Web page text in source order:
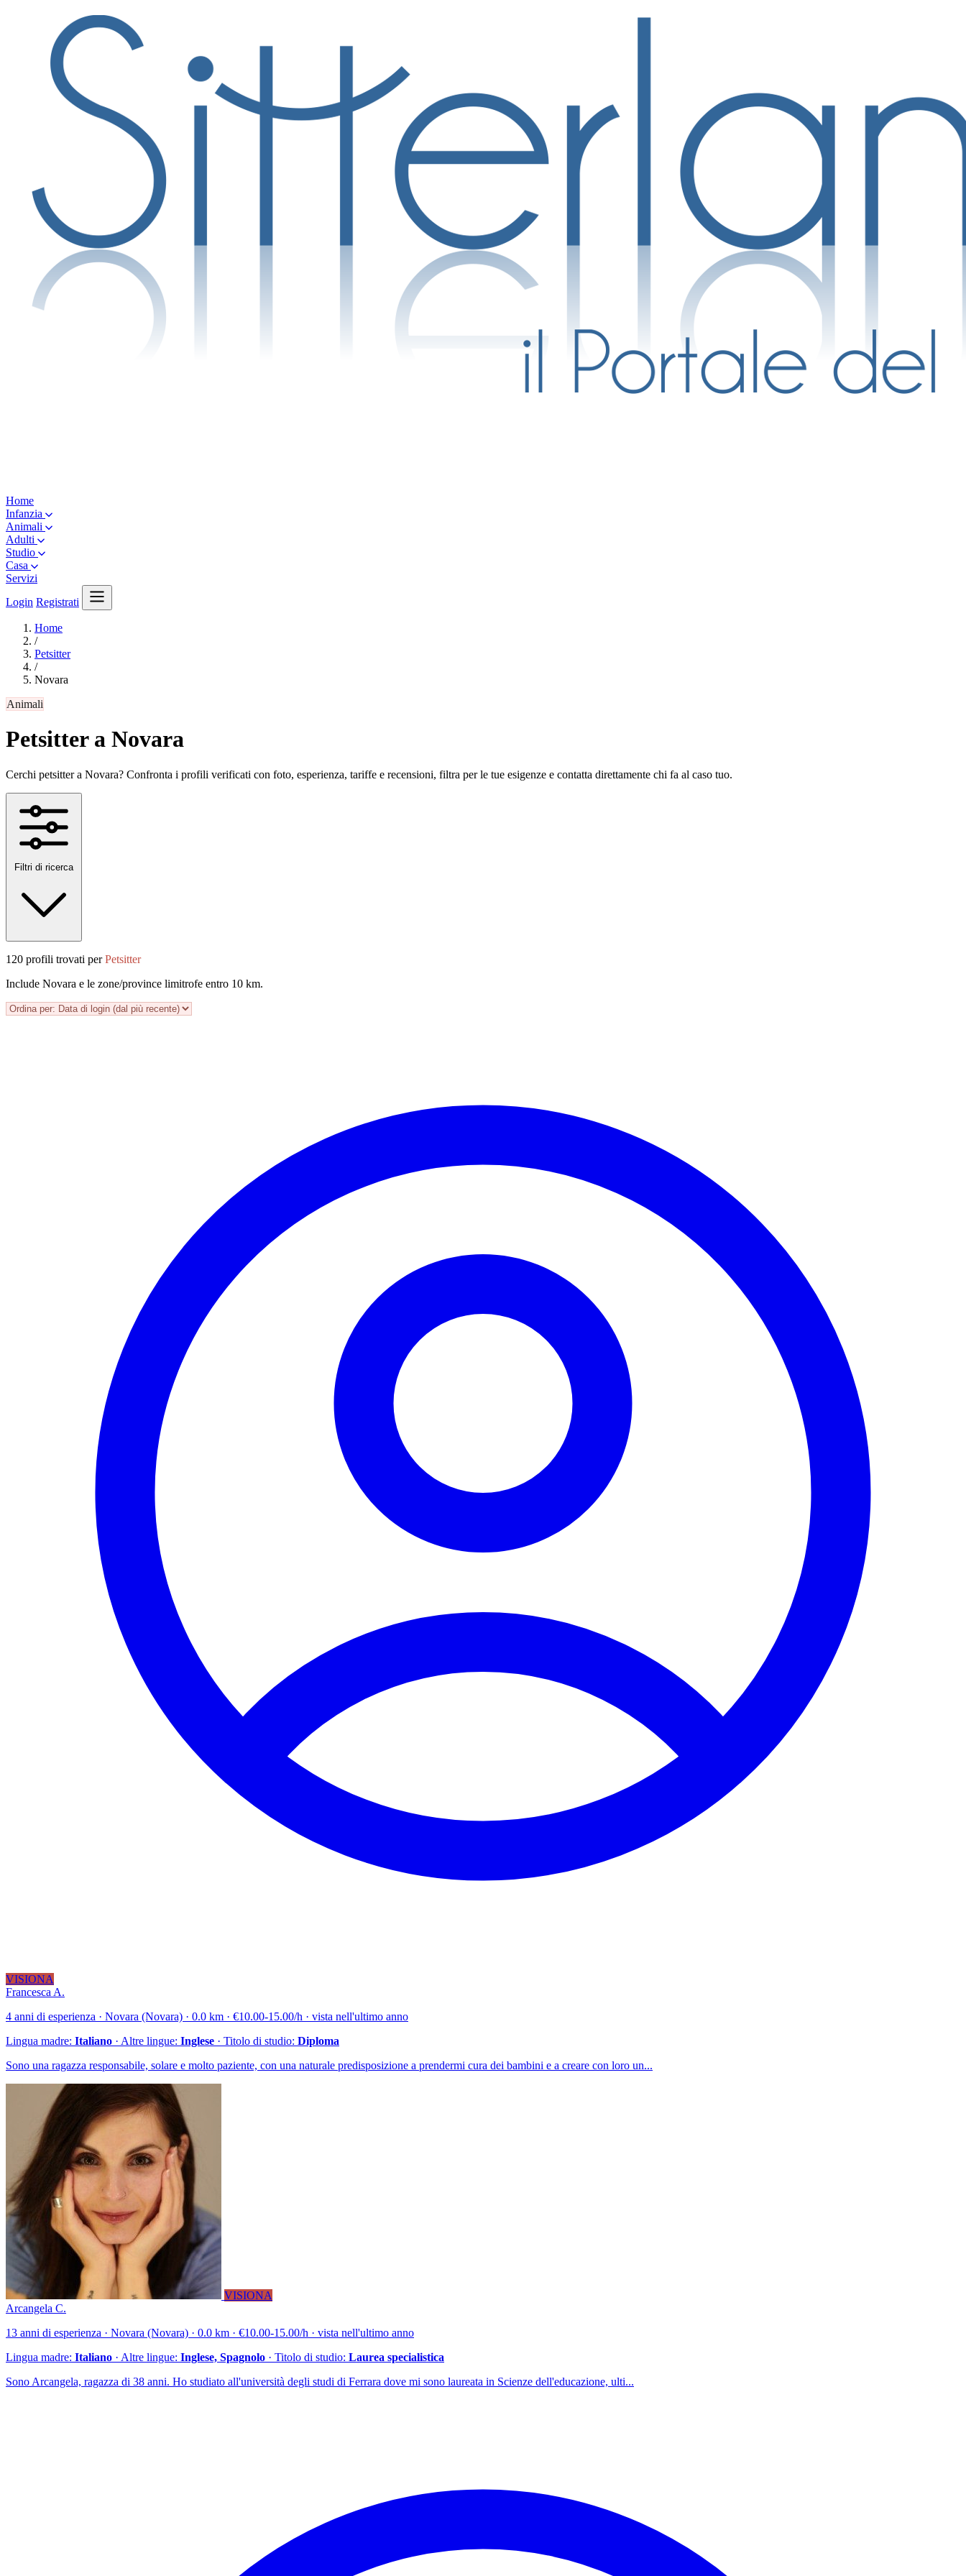
Home
Infanzia
Animali
Adulti
Studio
Casa
Servizi
Login Registrati
Home
/
Petsitter
/
Novara
Animali
Petsitter a Novara
Cerchi petsitter a Novara? Confronta i profili verificati con foto, esperienza, tariffe e recensioni, filtra per le tue esigenze e contatta direttamente chi fa al caso tuo.
Filtri di ricerca
120 profili trovati perPetsitter
Include Novara e le zone/province limitrofe entro 10 km.
VISIONA
Francesca A.
4 anni di esperienza · Novara (Novara) · 0.0 km · €10.00-15.00/h · vista nell'ultimo anno
Lingua madre: Italiano · Altre lingue: Inglese · Titolo di studio: Diploma
Sono una ragazza responsabile, solare e molto paziente, con una naturale predisposizione a prendermi cura dei bambini e a creare con loro un...
VISIONA
Arcangela C.
13 anni di esperienza · Novara (Novara) · 0.0 km · €10.00-15.00/h · vista nell'ultimo anno
Lingua madre: Italiano · Altre lingue: Inglese, Spagnolo · Titolo di studio: Laurea specialistica
Sono Arcangela, ragazza di 38 anni. Ho studiato all'università degli studi di Ferrara dove mi sono laureata in Scienze dell'educazione, ulti...